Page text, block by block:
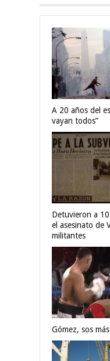
A 20 años del
vayan todos”
Detuvieron a
el asesinato de
militantes
Gómez, sos